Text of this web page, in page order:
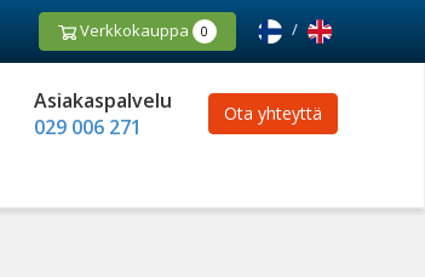
Verkkokauppa 0 /
Asiakaspalvelu
029 006 271
Ota yhteyttä